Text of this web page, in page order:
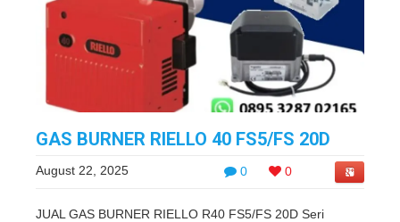
GAS BURNER RIELLO 40 FS5/FS 20D
0 0
August 22, 2025
JUAL GAS BURNER RIELLO R40 FS5/FS 20D Seri